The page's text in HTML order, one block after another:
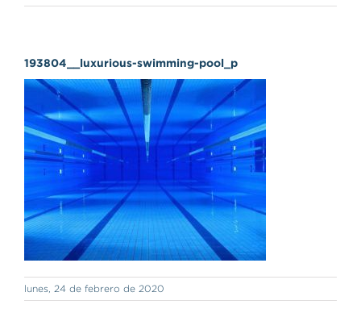
193804__luxurious-swimming-pool_p
lunes, 24 de febrero de 2020